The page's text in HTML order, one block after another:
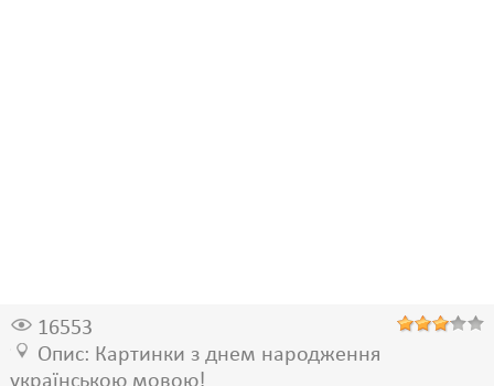
16553
Опис: Картинки з днем народження